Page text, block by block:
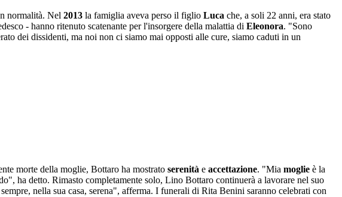
normalità. Nel 2013 la famiglia aveva perso il figlio Luca che, a soli 22 anni, era stato
- hanno ritenuto scatenante per l'insorgere della malattia di Eleonora. "Sono
dei dissidenti, ma noi non ci siamo mai opposti alle cure, siamo caduti in un
morte della moglie, Bottaro ha mostrato serenità e accettazione. "Mia moglie è la
ha detto. Rimasto completamente solo, Lino Bottaro continuerà a lavorare nel suo
nella sua casa, serena", afferma. I funerali di Rita Benini saranno celebrati con